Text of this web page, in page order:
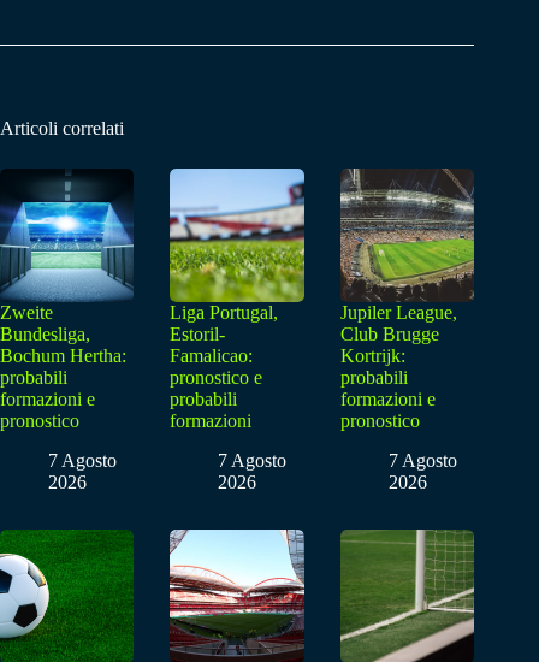
Articoli correlati
Zweite
Bundesliga,
Bochum Hertha:
probabili
formazioni e
pronostico
7 Agosto
2026
Liga Portugal,
Estoril-
Famalicao:
pronostico e
probabili
formazioni
7 Agosto
2026
Jupiler League,
Club Brugge
Kortrijk:
probabili
formazioni e
pronostico
7 Agosto
2026